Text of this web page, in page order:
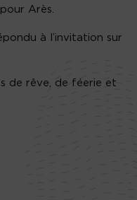
Arès.
à l’invitation sur
de rêve, de féerie et